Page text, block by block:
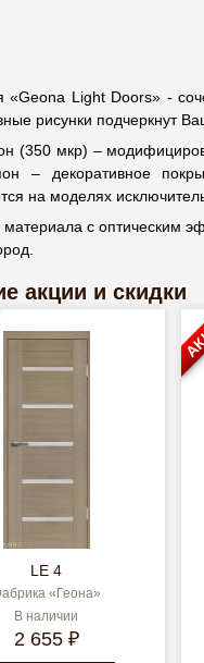
«Geona Light Doors» -
рисунки подчеркнут
(350 мкр) –
– декоративное
на моделях
материала с оптическим
акции и скидки
LE 4
«Геона»
В наличии
2 655 ₽